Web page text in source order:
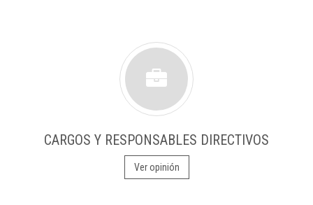
CARGOS Y RESPONSABLES DIRECTIVOS
Ver opinión